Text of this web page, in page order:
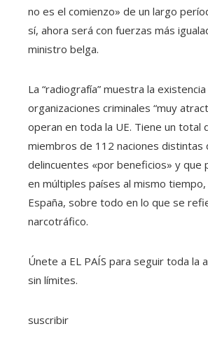
no es el comienzo» de un largo
sí, ahora será con fuerzas más
ministro belga.
La “radiografía” muestra la
organizaciones criminales “muy
operan en toda la UE. Tiene un total
miembros de 112 naciones distintas
delincuentes «por beneficios» y que
en múltiples países al mismo
España, sobre todo en lo que se
narcotráfico.
Únete a EL PAÍS para seguir toda la
sin límites.
suscribir